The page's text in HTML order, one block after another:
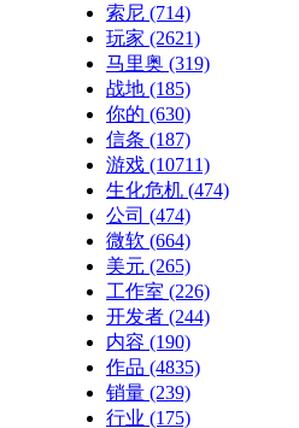
索尼 (714)
玩家 (2621)
马里奥 (319)
战地 (185)
你的 (630)
信条 (187)
游戏 (10711)
生化危机 (474)
公司 (474)
微软 (664)
美元 (265)
工作室 (226)
开发者 (244)
内容 (190)
作品 (4835)
销量 (239)
行业 (175)